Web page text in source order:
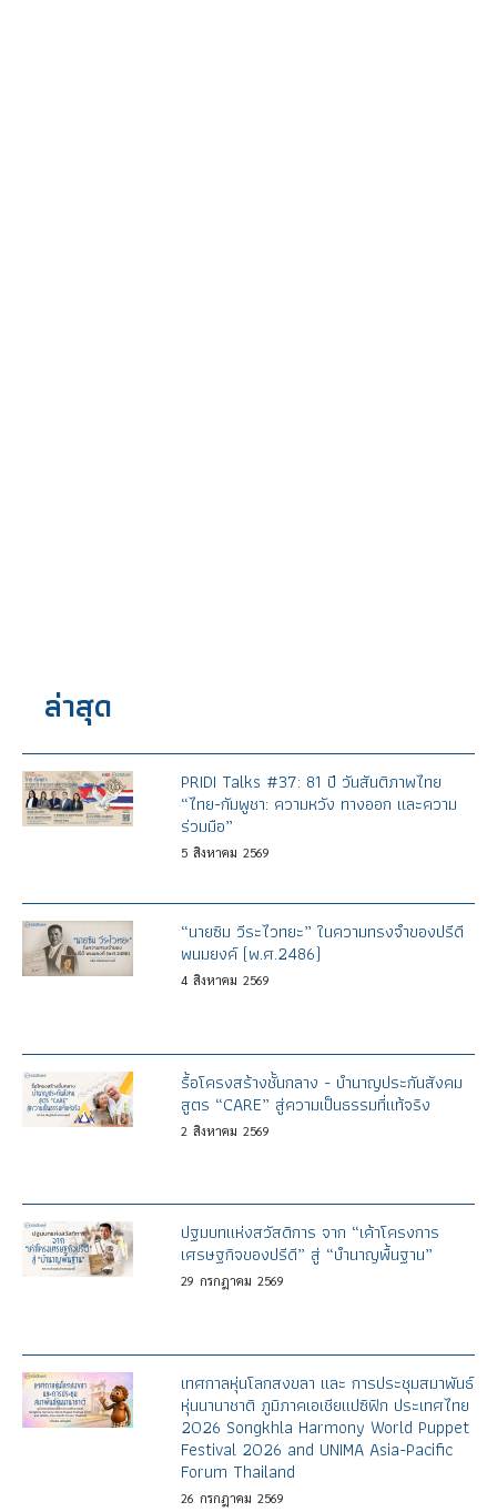
ล่าสุด
PRIDI Talks #37: 81 ปี วันสันติภาพไทย
“ไทย-กัมพูชา: ความหวัง ทางออก และความ
ร่วมมือ”
5 สิงหาคม 2569
“นายซิม วีระไวทยะ” ในความทรงจำของปรีดี
พนมยงค์ (พ.ศ.2486)
4 สิงหาคม 2569
รื้อโครงสร้างชั้นกลาง - บำนาญประกันสังคม
สูตร “CARE” สู่ความเป็นธรรมที่แท้จริง
2 สิงหาคม 2569
ปฐมบทแห่งสวัสดิการ จาก “เค้าโครงการ
เศรษฐกิจของปรีดี” สู่ “บำนาญพื้นฐาน”
29 กรกฎาคม 2569
เทศกาลหุ่นโลกสงขลา และ การประชุมสมาพันธ์
หุ่นนานาชาติ ภูมิภาคเอเชียแปซิฟิก ประเทศไทย
2026 Songkhla Harmony World Puppet
Festival 2026 and UNIMA Asia-Pacific
Forum Thailand
26 กรกฎาคม 2569